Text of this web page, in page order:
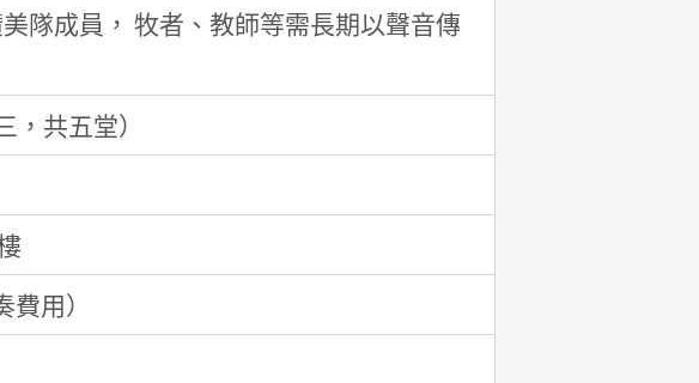
隊成員， 牧者、教師等需長期以聲音傳
共五堂）
用）